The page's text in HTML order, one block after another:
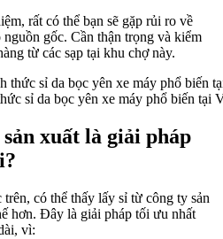
rất có thể bạn sẽ gặp rủi ro về
gốc. Cần thận trọng và kiểm
từ các sạp tại khu chợ này.
sỉ da bọc yên xe máy phổ biến tại
xuất là giải pháp
có thể thấy lấy sỉ từ công ty sản
hơn. Đây là giải pháp tối ưu nhất
vì: